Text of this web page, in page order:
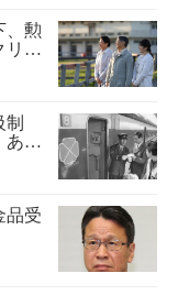
、勲
リー
制
あの
品受